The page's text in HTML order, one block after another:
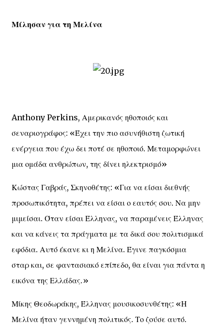
Μίλησαν για τη Μελίνα
Anthony Perkins, Αμερικανός ηθοποιός και
σεναριογράφος: «Έχει την πιο ασυνήθιστη ζωτική
ενέργεια που έχω δει ποτέ σε ηθοποιό. Μεταμορφώνει
μια ομάδα ανθρώπων, της δίνει ηλεκτρισμό»
Κώστας Γαβράς, Σκηνοθέτης: «Για να είσαι διεθνής
προσωπικότητα, πρέπει να είσαι ο εαυτός σου. Να μην
μιμείσαι. Όταν είσαι Έλληνας, να παραμένεις Έλληνας
και να κάνεις τα πράγματα με τα δικά σου πολιτισμικά
εφόδια. Αυτό έκανε κι η Μελίνα. Έγινε παγκόσμια
σταρ και, σε φαντασιακό επίπεδο, θα είναι για πάντα η
εικόνα της Ελλάδας.»
Μίκης Θεοδωράκης, Έλληνας μουσικοσυνθέτης: «Η
Μελίνα ήταν γεννημένη πολιτικός. Το ζούσε αυτό.